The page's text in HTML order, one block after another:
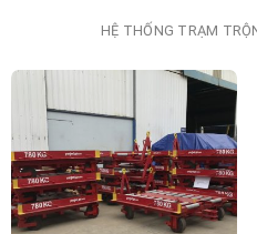
HỆ THỐNG TRẠM